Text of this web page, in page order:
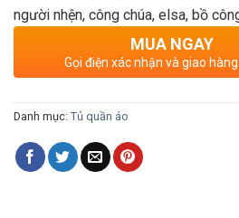
người nhện, công chúa, elsa, bồ
MUA NGAY
Gọi điện xác nhận và giao
Danh mục: Tủ quần áo